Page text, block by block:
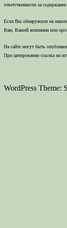
ответственности за
Если Вы обнаружили на нашем
Вам, Вашей компании или
На сайте могут быть
При цитировании ссылка на
WordPress Theme: